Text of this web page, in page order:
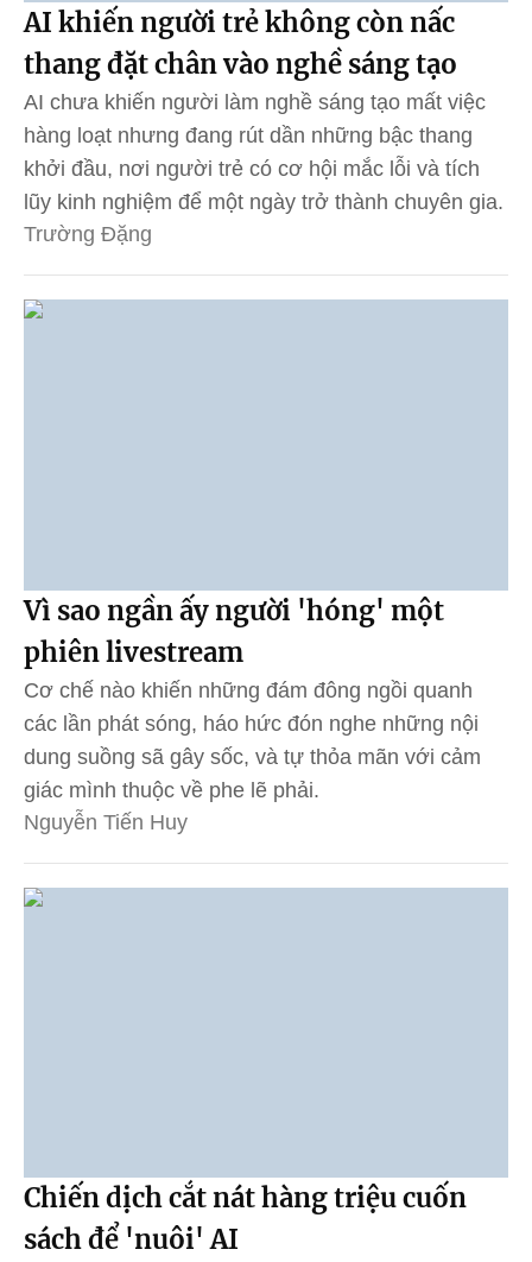
AI khiến người trẻ không còn nấc
thang đặt chân vào nghề sáng tạo
AI chưa khiến người làm nghề sáng tạo mất việc
hàng loạt nhưng đang rút dần những bậc thang
khởi đầu, nơi người trẻ có cơ hội mắc lỗi và tích
lũy kinh nghiệm để một ngày trở thành chuyên gia.
Trường Đặng
Vì sao ngần ấy người 'hóng' một
phiên livestream
Cơ chế nào khiến những đám đông ngồi quanh
các lần phát sóng, háo hức đón nghe những nội
dung suồng sã gây sốc, và tự thỏa mãn với cảm
giác mình thuộc về phe lẽ phải.
Nguyễn Tiến Huy
Chiến dịch cắt nát hàng triệu cuốn
sách để 'nuôi' AI